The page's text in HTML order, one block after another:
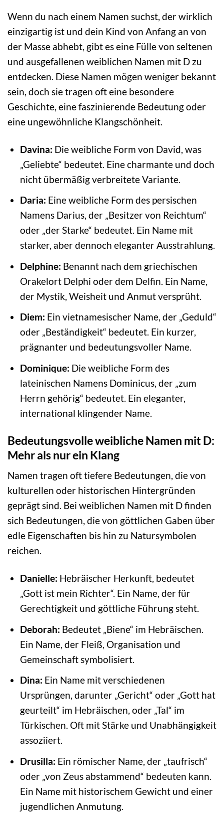
Wenn du nach einem Namen suchst, der wirklich
einzigartig ist und dein Kind von Anfang an von
der Masse abhebt, gibt es eine Fülle von seltenen
und ausgefallenen weiblichen Namen mit D zu
entdecken. Diese Namen mögen weniger bekannt
sein, doch sie tragen oft eine besondere
Geschichte, eine faszinierende Bedeutung oder
eine ungewöhnliche Klangschönheit.
Davina: Die weibliche Form von David, was
„Geliebte“ bedeutet. Eine charmante und doch
nicht übermäßig verbreitete Variante.
Daria: Eine weibliche Form des persischen
Namens Darius, der „Besitzer von Reichtum“
oder „der Starke“ bedeutet. Ein Name mit
starker, aber dennoch eleganter Ausstrahlung.
Delphine: Benannt nach dem griechischen
Orakelort Delphi oder dem Delfin. Ein Name,
der Mystik, Weisheit und Anmut versprüht.
Diem: Ein vietnamesischer Name, der „Geduld“
oder „Beständigkeit“ bedeutet. Ein kurzer,
prägnanter und bedeutungsvoller Name.
Dominique: Die weibliche Form des
lateinischen Namens Dominicus, der „zum
Herrn gehörig“ bedeutet. Ein eleganter,
international klingender Name.
Bedeutungsvolle weibliche Namen mit D:
Mehr als nur ein Klang
Namen tragen oft tiefere Bedeutungen, die von
kulturellen oder historischen Hintergründen
geprägt sind. Bei weiblichen Namen mit D finden
sich Bedeutungen, die von göttlichen Gaben über
edle Eigenschaften bis hin zu Natursymbolen
reichen.
Danielle: Hebräischer Herkunft, bedeutet
„Gott ist mein Richter“. Ein Name, der für
Gerechtigkeit und göttliche Führung steht.
Deborah: Bedeutet „Biene“ im Hebräischen.
Ein Name, der Fleiß, Organisation und
Gemeinschaft symbolisiert.
Dina: Ein Name mit verschiedenen
Ursprüngen, darunter „Gericht“ oder „Gott hat
geurteilt“ im Hebräischen, oder „Tal“ im
Türkischen. Oft mit Stärke und Unabhängigkeit
assoziiert.
Drusilla: Ein römischer Name, der „taufrisch“
oder „von Zeus abstammend“ bedeuten kann.
Ein Name mit historischem Gewicht und einer
jugendlichen Anmutung.